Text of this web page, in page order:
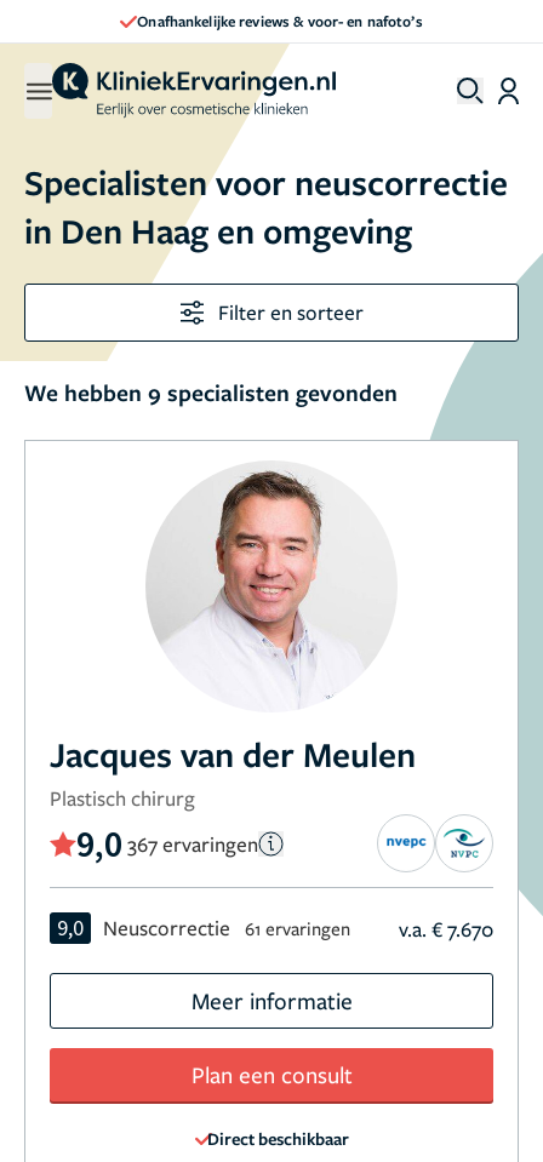
Onafhankelijke reviews & voor- en nafoto’s
Specialisten voor neuscorrectie
in Den Haag en omgeving
Filter en sorteer
We hebben 9 specialisten gevonden
Jacques van der Meulen
Plastisch chirurg
9,0 367 ervaringen
9,0 Neuscorrectie 61 ervaringen v.a. € 7.670
Meer informatie
Plan een consult
Direct beschikbaar